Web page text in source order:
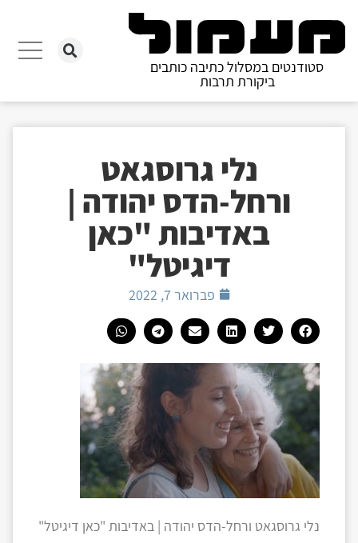
סטודנטים במסלול כתיבה כותבים
ביקורת תרבות
נלי גרוסגאט
ורחל-הדס יהודה |
באדיבות "כאן
דיגיטל"
פברואר 7, 2022
נלי גרוסגאט ורחל-הדס יהודה | באדיבות "כאן דיגיטל"